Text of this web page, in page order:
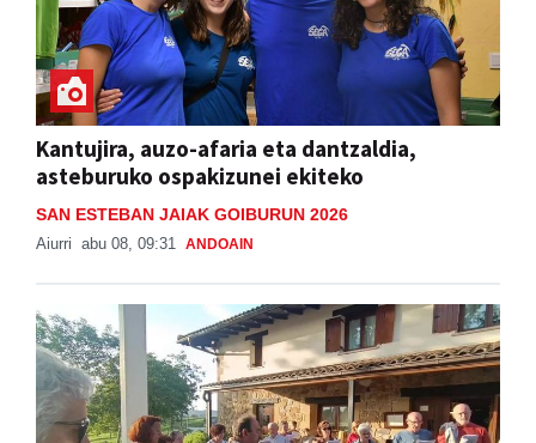
Kantujira, auzo-afaria eta dantzaldia,
asteburuko ospakizunei ekiteko
SAN ESTEBAN JAIAK GOIBURUN 2026
Aiurri abu 08, 09:31 ANDOAIN